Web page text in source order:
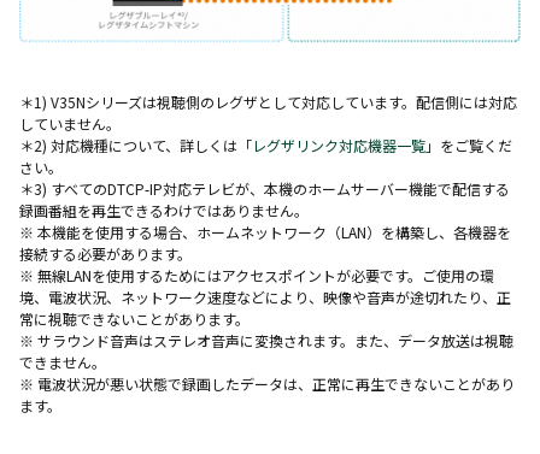
＊1) V35Nシリーズは視聴側のレグザとして対応しています。配信側には対応
していません。
＊2) 対応機種について、詳しくは「レグザリンク対応機器一覧」をご覧くだ
さい。
＊3) すべてのDTCP-IP対応テレビが、本機のホームサーバー機能で配信する
録画番組を再生できるわけではありません。
※ 本機能を使用する場合、ホームネットワーク（LAN）を構築し、各機器を
接続する必要があります。
※ 無線LANを使用するためにはアクセスポイントが必要です。ご使用の環
境、電波状況、ネットワーク速度などにより、映像や音声が途切れたり、正
常に視聴できないことがあります。
※ サラウンド音声はステレオ音声に変換されます。また、データ放送は視聴
できません。
※ 電波状況が悪い状態で録画したデータは、正常に再生できないことがあり
ます。